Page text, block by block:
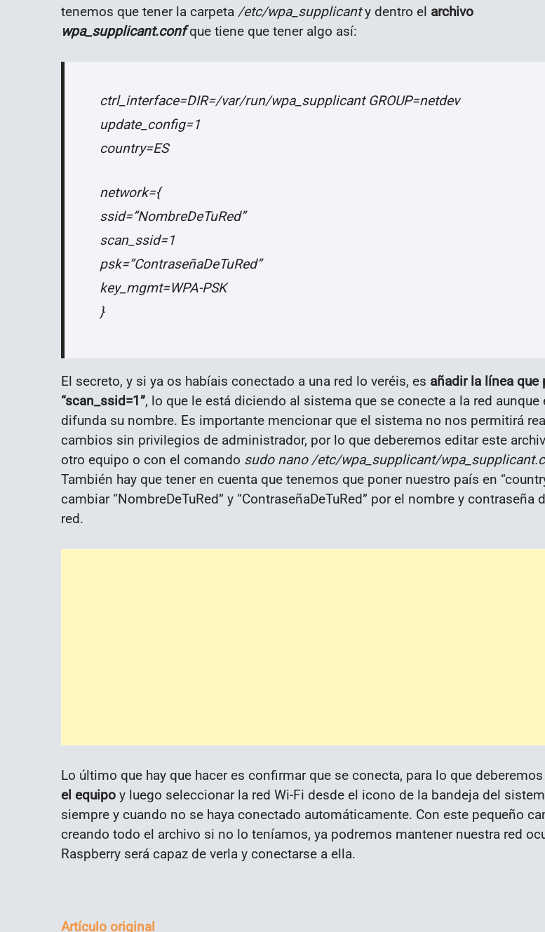
tenemos que tener la carpeta /etc/wpa_supplicanty dentro el archivo
wpa_supplicant.confque tiene que tener algo así:
ctrl_interface=DIR=/var/run/wpa_supplicant GROUP=netdev
update_config=1
country=ES
network={
ssid=”NombreDeTuRed”
scan_ssid=1
psk=”ContraseñaDeTuRed”
key_mgmt=WPA-PSK
}
El secreto, y si ya os habíais conectado a una red lo veréis, es añadir la línea que
“scan_ssid=1”, lo que le está diciendo al sistema que se conecte a la red aunque
difunda su nombre. Es importante mencionar que el sistema no nos permitirá
cambios sin privilegios de administrador, por lo que deberemos editar este
otro equipo o con el comando sudo nano /etc/wpa_supplicant/
También hay que tener en cuenta que tenemos que poner nuestro país en
cambiar “NombreDeTuRed” y “ContraseñaDeTuRed” por el nombre y contraseña
red.
Lo último que hay que hacer es confirmar que se conecta, para lo que deberemos
el equipo y luego seleccionar la red Wi-Fi desde el icono de la bandeja del
siempre y cuando no se haya conectado automáticamente. Con este pequeño
creando todo el archivo si no lo teníamos, ya podremos mantener nuestra red
Raspberry será capaz de verla y conectarse a ella.
Artículo original